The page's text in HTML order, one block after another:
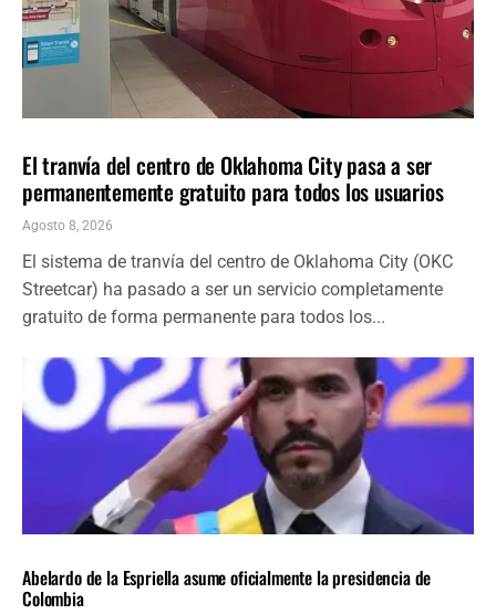
El tranvía del centro de Oklahoma City pasa a ser
permanentemente gratuito para todos los usuarios
Agosto 8, 2026
El sistema de tranvía del centro de Oklahoma City (OKC
Streetcar) ha pasado a ser un servicio completamente
gratuito de forma permanente para todos los...
Abelardo de la Espriella asume oficialmente la presidencia de
Colombia